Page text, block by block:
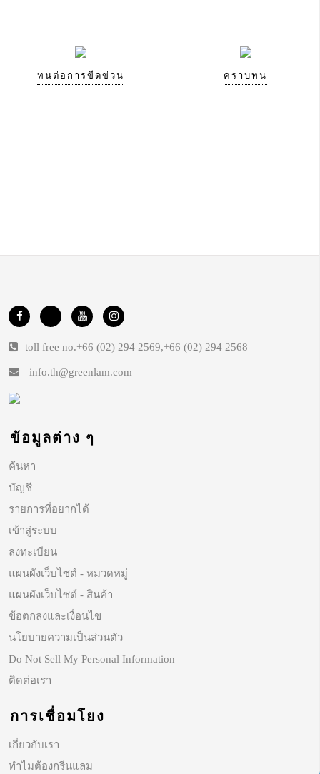
ทนต่อการขีดข่วน คราบทน
toll free no.+66 (02) 294 2569,+66 (02) 294 2568
info.th@greenlam.com
ข้อมูลต่าง ๆ
ค้นหา
บัญชี
รายการที่อยากได้
เข้าสู่ระบบ
ลงทะเบียน
แผนผังเว็บไซต์ - หมวดหมู่
แผนผังเว็บไซต์ - สินค้า
ข้อตกลงและเงื่อนไข
นโยบายความเป็นส่วนตัว
Do Not Sell My Personal Information
ติดต่อเรา
การเชื่อมโยง
เกี่ยวกับเรา
ทำไมต้องกรีนแลม